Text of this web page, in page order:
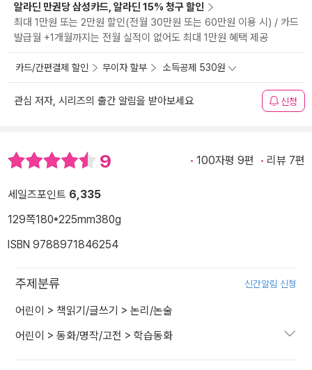
알라딘 만권당 삼성카드, 알라딘 15% 청구 할인
최대 1만원 또는 2만원 할인(전월 30만원 또는 60만원 이용 시) / 카드
발급월 +1개월까지는 전월 실적이 없어도 최대 1만원 혜택 제공
카드/간편결제 할인 무이자 할부 소득공제 530원
관심 저자, 시리즈의 출간 알림을 받아보세요 신청
9 100자평 9편 리뷰 7편
세일즈포인트 6,335
129쪽180*225mm380g
ISBN 9788971846254
주제분류 신간알림 신청
어린이 > 책읽기/글쓰기 > 논리/논술
어린이 > 동화/명작/고전 > 학습동화